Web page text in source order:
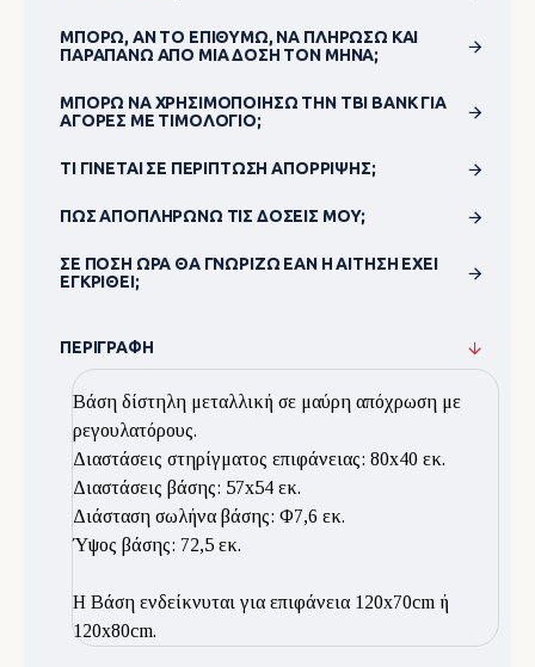
ΜΠΟΡΏ, ΑΝ ΤΟ ΕΠΙΘΥΜΏ, ΝΑ ΠΛΗΡΏΣΩ ΚΑΙ
ΠΑΡΑΠΆΝΩ ΑΠΌ ΜΊΑ ΔΌΣΗ ΤΟΝ ΜΉΝΑ;
ΜΠΟΡΏ ΝΑ ΧΡΗΣΙΜΟΠΟΊΗΣΩ ΤΗΝ TBI BANK ΓΙΑ
ΑΓΟΡΈΣ ΜΕ ΤΙΜΟΛΌΓΙΟ;
ΤΙ ΓΊΝΕΤΑΙ ΣΕ ΠΕΡΊΠΤΩΣΗ ΑΠΌΡΡΙΨΗΣ;
ΠΏΣ ΑΠΟΠΛΗΡΏΝΩ ΤΙΣ ΔΌΣΕΙΣ ΜΟΥ;
ΣΕ ΠΌΣΗ ΏΡΑ ΘΑ ΓΝΩΡΊΖΩ ΕΆΝ Η ΑΊΤΗΣΗ ΈΧΕΙ
ΕΓΚΡΙΘΕΊ;
ΠΕΡΙΓΡΑΦΉ
Βάση δίστηλη μεταλλική σε μαύρη απόχρωση με
ρεγουλατόρους.
Διαστάσεις στηρίγματος επιφάνειας: 80x40 εκ.
Διαστάσεις βάσης: 57x54 εκ.
Διάσταση σωλήνα βάσης: Φ7,6 εκ.
Ύψος βάσης: 72,5 εκ.
Η Βάση ενδείκνυται για επιφάνεια 120x70cm ή
120x80cm.